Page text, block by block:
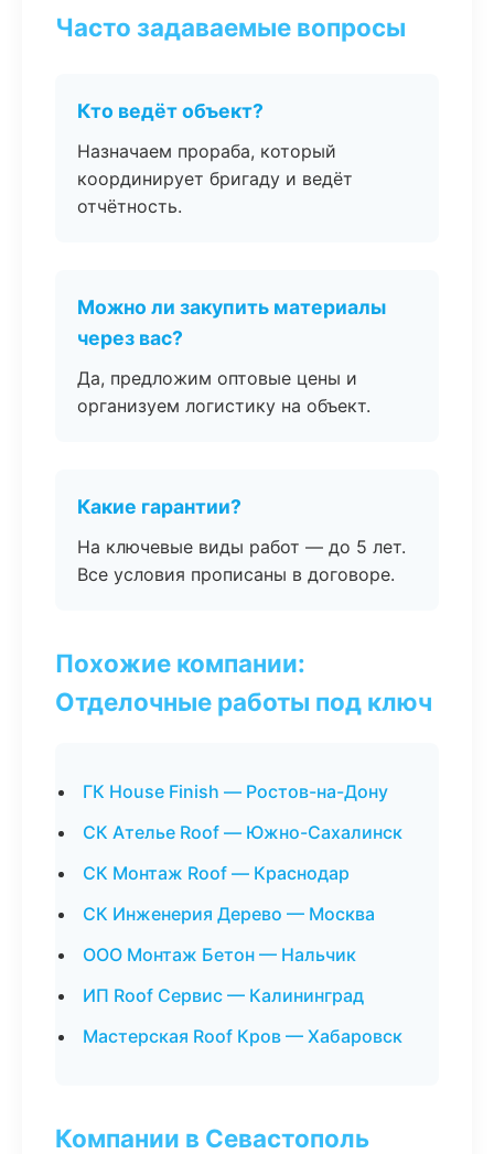
Часто задаваемые вопросы
Кто ведёт объект?
Назначаем прораба, который
координирует бригаду и ведёт
отчётность.
Можно ли закупить материалы
через вас?
Да, предложим оптовые цены и
организуем логистику на объект.
Какие гарантии?
На ключевые виды работ — до 5 лет.
Все условия прописаны в договоре.
Похожие компании:
Отделочные работы под ключ
ГК House Finish — Ростов-на-Дону
СК Ателье Roof — Южно-Сахалинск
СК Монтаж Roof — Краснодар
СК Инженерия Дерево — Москва
ООО Монтаж Бетон — Нальчик
ИП Roof Сервис — Калининград
Мастерская Roof Кров — Хабаровск
Компании в Севастополь